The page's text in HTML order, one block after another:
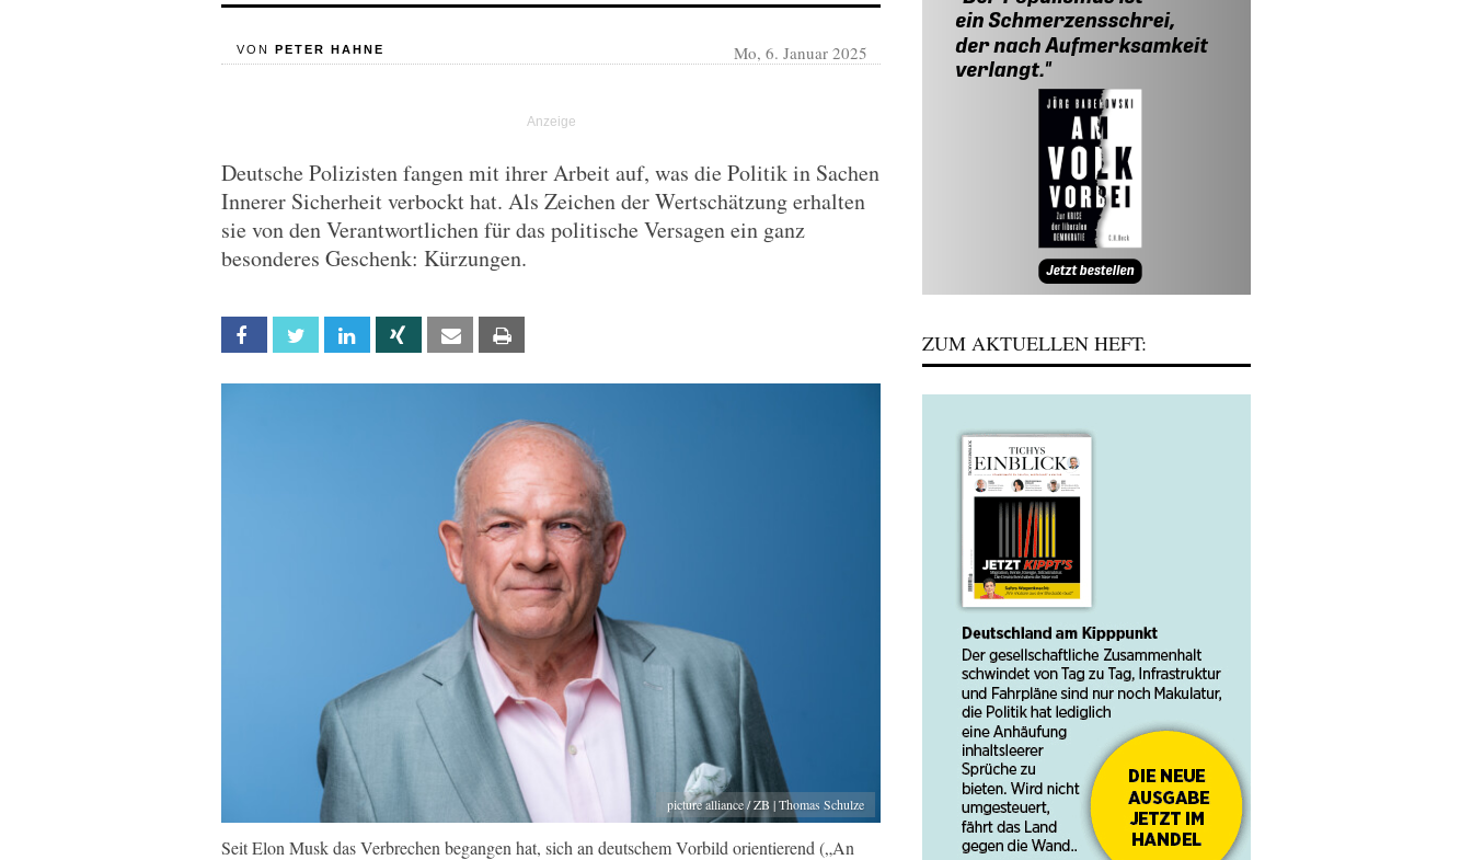
VON PETER HAHNE Mo, 6. Januar 2025
Deutsche Polizisten fangen mit ihrer Arbeit auf, was die Politik in Sachen
Innerer Sicherheit verbockt hat. Als Zeichen der Wertschätzung erhalten
sie von den Verantwortlichen für das politische Versagen ein ganz
besonderes Geschenk: Kürzungen.
Facebook Twitter Linkedin Xing Email
picture alliance / ZB | Thomas Schulze
Seit Elon Musk das Verbrechen begangen hat, sich an deutschem Vorbild orientierend („An
ZUM AKTUELLEN HEFT: